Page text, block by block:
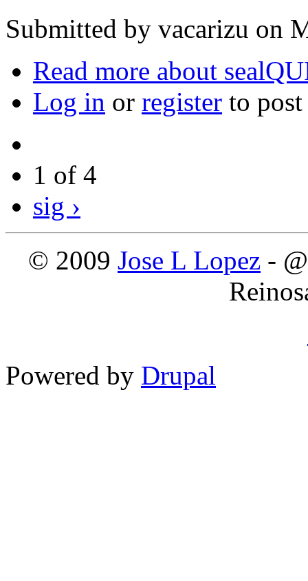
Submitted by vacarizu on
Read more about
Log in or register to
1 of 4
sig ›
© 2009 Jose L Lopez -
Powered by Drupal